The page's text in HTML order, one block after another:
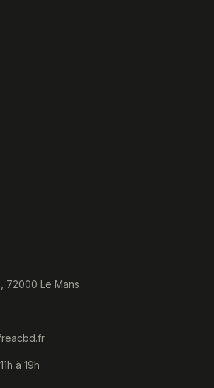
72000 Le Mans
à 19h